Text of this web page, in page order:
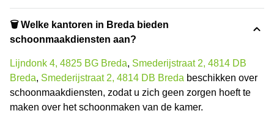
🗑 Welke kantoren in Breda bieden
schoonmaakdiensten aan?
Lijndonk 4, 4825 BG Breda, Smederijstraat 2, 4814 DB
Breda, Smederijstraat 2, 4814 DB Breda beschikken over
schoonmaakdiensten, zodat u zich geen zorgen hoeft te
maken over het schoonmaken van de kamer.